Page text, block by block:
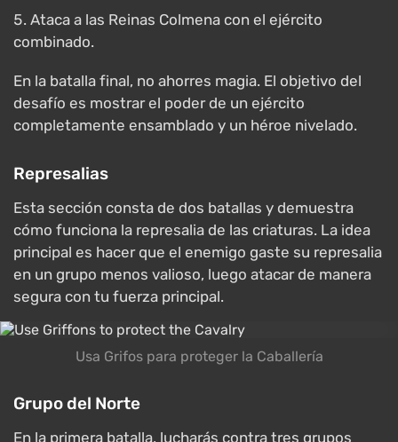
Ataca a las Reinas Colmena con el ejército
combinado.
En la batalla final, no ahorres magia. El objetivo del
desafío es mostrar el poder de un ejército
completamente ensamblado y un héroe nivelado.
Represalias
Esta sección consta de dos batallas y demuestra
cómo funciona la represalia de las criaturas. La idea
principal es hacer que el enemigo gaste su represalia
en un grupo menos valioso, luego atacar de manera
segura con tu fuerza principal.
Usa Grifos para proteger la Caballería
Grupo del Norte
En la primera batalla, lucharás contra tres grupos